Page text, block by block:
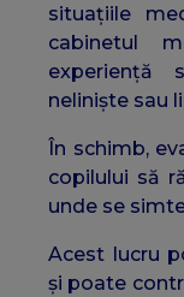
situațiile
cabinetul
experiență
neliniște sau
În schimb,
copilului să
unde se
Acest lucru
și poate